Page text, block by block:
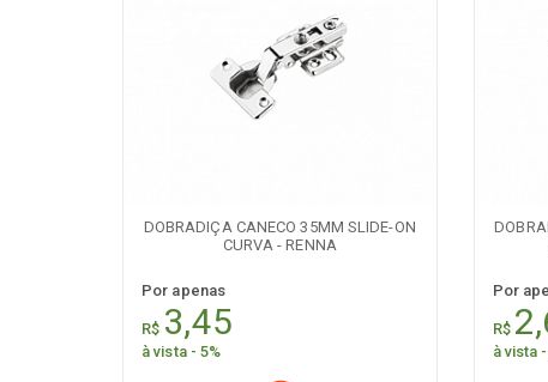
[+]
DOBRADIÇA CANECO 35MM SLIDE-ON
CURVA - RENNA
Por apenas
R$ 3,45
à vista - 5%
Características
Por
R$
à vista